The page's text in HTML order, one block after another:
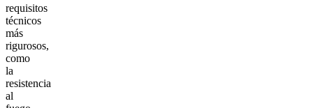
requisitos
técnicos
más
rigurosos,
como
la
resistencia
al